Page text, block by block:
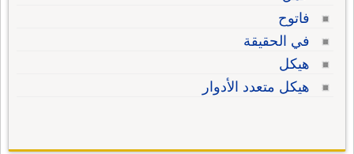
فاتوح
في الحقيقة
هيكل
هيكل متعدد الأدوار